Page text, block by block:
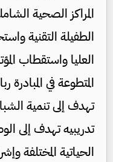
المراكز الصحية
الطفيلة التقنية
العليا واستقطاب
المتطوعة في المبادرة
تهدف إلى تنمية
تدريبيه تهدف إلى
الحياتية المختلفة